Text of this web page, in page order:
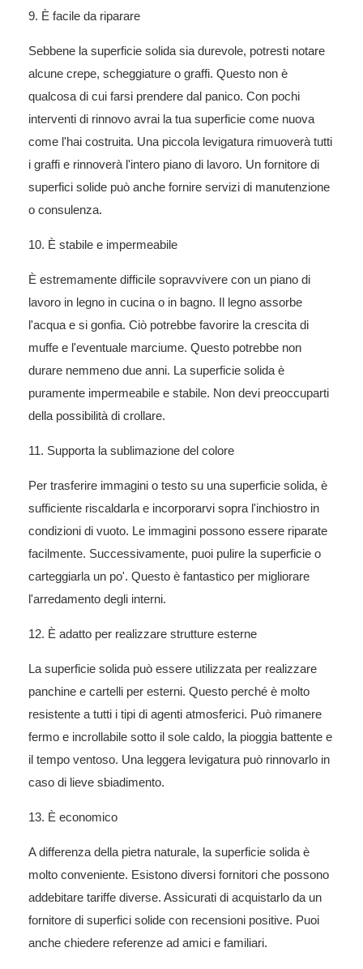
9. È facile da riparare
Sebbene la superficie solida sia durevole, potresti notare
alcune crepe, scheggiature o graffi. Questo non è
qualcosa di cui farsi prendere dal panico. Con pochi
interventi di rinnovo avrai la tua superficie come nuova
come l'hai costruita. Una piccola levigatura rimuoverà tutti
i graffi e rinnoverà l'intero piano di lavoro. Un fornitore di
superfici solide può anche fornire servizi di manutenzione
o consulenza.
10. È stabile e impermeabile
È estremamente difficile sopravvivere con un piano di
lavoro in legno in cucina o in bagno. Il legno assorbe
l'acqua e si gonfia. Ciò potrebbe favorire la crescita di
muffe e l'eventuale marciume. Questo potrebbe non
durare nemmeno due anni. La superficie solida è
puramente impermeabile e stabile. Non devi preoccuparti
della possibilità di crollare.
11. Supporta la sublimazione del colore
Per trasferire immagini o testo su una superficie solida, è
sufficiente riscaldarla e incorporarvi sopra l'inchiostro in
condizioni di vuoto. Le immagini possono essere riparate
facilmente. Successivamente, puoi pulire la superficie o
carteggiarla un po'. Questo è fantastico per migliorare
l'arredamento degli interni.
12. È adatto per realizzare strutture esterne
La superficie solida può essere utilizzata per realizzare
panchine e cartelli per esterni. Questo perché è molto
resistente a tutti i tipi di agenti atmosferici. Può rimanere
fermo e incrollabile sotto il sole caldo, la pioggia battente e
il tempo ventoso. Una leggera levigatura può rinnovarlo in
caso di lieve sbiadimento.
13. È economico
A differenza della pietra naturale, la superficie solida è
molto conveniente. Esistono diversi fornitori che possono
addebitare tariffe diverse. Assicurati di acquistarlo da un
fornitore di superfici solide con recensioni positive. Puoi
anche chiedere referenze ad amici e familiari.